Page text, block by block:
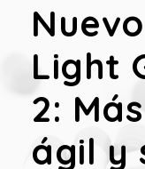
Light
2:
ágil y